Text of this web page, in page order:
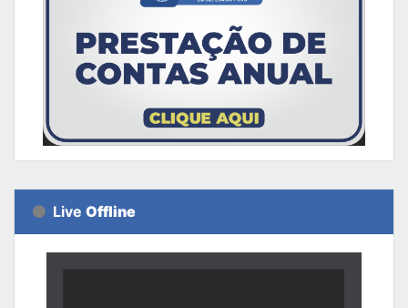
Live Offline